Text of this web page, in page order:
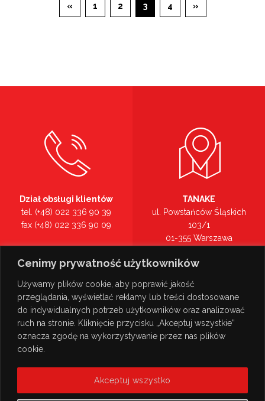
Cenimy prywatność użytkowników
Używamy plików cookie, aby poprawić jakość
przeglądania, wyświetlać reklamy lub treści dostosowane
do indywidualnych potrzeb użytkowników oraz analizować
ruch na stronie. Kliknięcie przycisku „Akceptuj wszystkie”
oznacza zgodę na wykorzystywanie przez nas plików
cookie.
Akceptuj wszystko
« 1 2 3 4 »
Dział obsługi klientów
tel. (+48) 022 336 90 39
fax (+48) 022 336 90 09
tel. (+48) 022 336 90 00
TANAKE
ul. Powstańców Śląskich
103/1
01-355 Warszawa
Zobacz na mapie >